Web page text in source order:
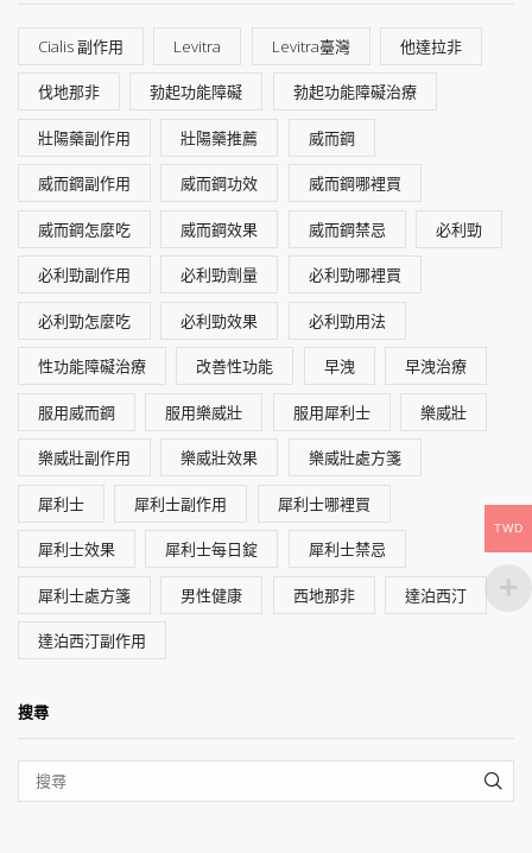
Cialis 副作用 Levitra Levitra臺灣 他達拉非
伐地那非 勃起功能障礙 勃起功能障礙治療
壯陽藥副作用 壯陽藥推薦 威而鋼
威而鋼副作用 威而鋼功效 威而鋼哪裡買
威而鋼怎麼吃 威而鋼效果 威而鋼禁忌 必利勁
必利勁副作用 必利勁劑量 必利勁哪裡買
必利勁怎麼吃 必利勁效果 必利勁用法
性功能障礙治療 改善性功能 早洩 早洩治療
服用威而鋼 服用樂威壯 服用犀利士 樂威壯
樂威壯副作用 樂威壯效果 樂威壯處方箋
犀利士 犀利士副作用 犀利士哪裡買
犀利士效果 犀利士每日錠 犀利士禁忌
犀利士處方箋 男性健康 西地那非 達泊西汀
達泊西汀副作用
搜尋
TWD